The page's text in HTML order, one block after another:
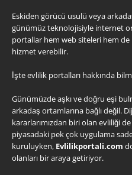
Eskiden görücü usulü veya
günümüz teknolojisiyle internet
portallar hem web siteleri hem
hizmet verebilir.
İşte evlilik portalları hakkında
Günümüzde aşkı ve doğru eşi
arkadaş ortamlarına bağlı değil.
kararlarımızdan biri olan evliliği
piyasadaki pek çok uygulama
kuruluyken, Evlilikportali.com
olanları bir araya getiriyor.